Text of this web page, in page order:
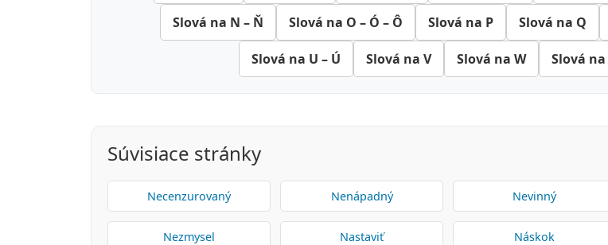
Slová na N – Ň Slová na O – Ó – Ô Slová na P Slová na Q
Slová na U – Ú Slová na V Slová na W Slová na
Súvisiace stránky
Necenzurovaný Nenápadný Nevinný
Nezmysel Nastaviť Náskok